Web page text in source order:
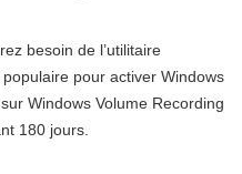
besoin de l’utilitaire
pour activer Windows
Windows Volume Recording
180 jours.